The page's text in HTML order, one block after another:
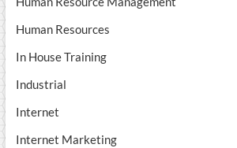
Human Resources
In House Training
Industrial
Internet
Internet Marketing